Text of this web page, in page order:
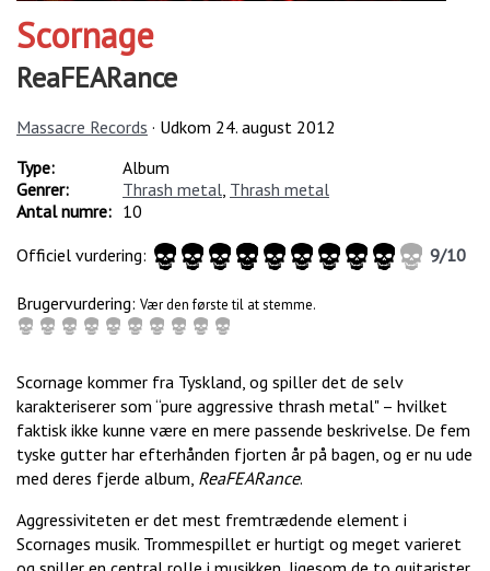
Scornage
ReaFEARance
Massacre Records · Udkom 24. august 2012
Type:
Album
Genrer:
Thrash metal Thrash metal
Antal numre: 10
Officiel vurdering:
9/10
Brugervurdering: Vær den første til at stemme.
Scornage kommer fra Tyskland, og spiller det de selv
karakteriserer som “pure aggressive thrash metal" – hvilket
faktisk ikke kunne være en mere passende beskrivelse. De fem
tyske gutter har efterhånden fjorten år på bagen, og er nu ude
med deres fjerde album, ReaFEARance.
Aggressiviteten er det mest fremtrædende element i
Scornages musik. Trommespillet er hurtigt og meget varieret